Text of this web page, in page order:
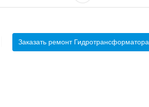
Заказать ремонт Гидротрансформатора